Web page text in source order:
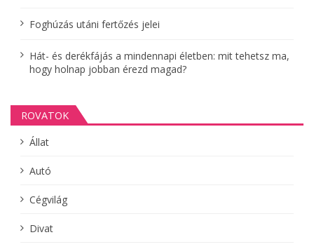
Foghúzás utáni fertőzés jelei
Hát- és derékfájás a mindennapi életben: mit tehetsz ma,
hogy holnap jobban érezd magad?
ROVATOK
Állat
Autó
Cégvilág
Divat